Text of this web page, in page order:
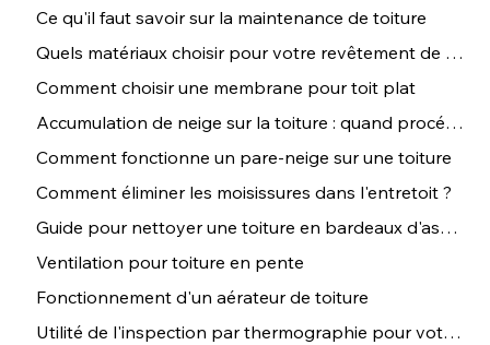
Ce qu'il faut savoir sur la maintenance de toiture
Quels matériaux choisir pour votre revêtement de toiture ? | Conseils de Couvreurs
Comment choisir une membrane pour toit plat
Accumulation de neige sur la toiture : quand procéder au déneigement
Comment fonctionne un pare-neige sur une toiture
Comment éliminer les moisissures dans l'entretoit ?
Guide pour nettoyer une toiture en bardeaux d'asphalte
Ventilation pour toiture en pente
Fonctionnement d'un aérateur de toiture
Utilité de l'inspection par thermographie pour votre toiture